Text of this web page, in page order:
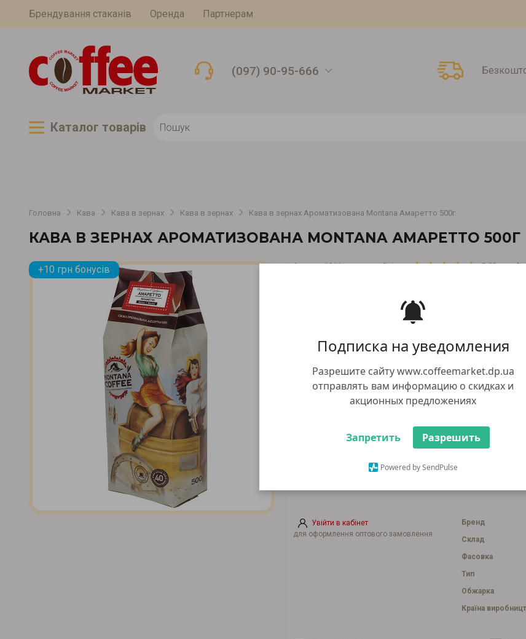
Подписка на уведомления
Разрешите сайту www.coffeemarket.dp.ua
отправлять вам информацию о скидках и
акционных предложениях
Запретить Разрешить
Powered by SendPulse
Брендування стаканів Оренда Партнерам
(097) 90-95-666
Каталог товарiв
Головна Кава Кава в зернах Кава в зернах Кава в зернах Ароматизована Montana Амаретто 500г
КАВА В ЗЕРНАХ АРОМАТИЗОВАНА MONTANA АМАРЕТТО 500Г
+10 грн бонусів Артикул:1066 Оцiнка: 5.00 4
910.00 грн
при загальній сумі замовлення від 5000
Спосіб приготування
Увійти в кабінет
для оформлення оптового замовлення
Бренд
Склад
Фасовка
Тип
Обжарка
Країна